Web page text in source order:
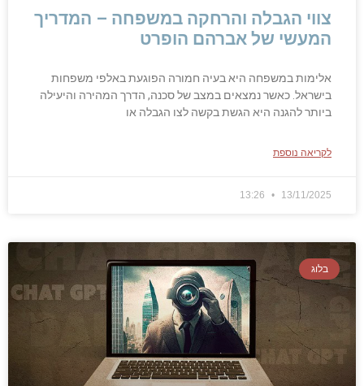
צווי הגבלה והרחקה במשפחה – המדריך
המעשי של אברהם הופרט
אלימות במשפחה היא בעיה חמורה הפוגעת באלפי משפחות
בישראל. כאשר נמצאים במצב של סכנה, הדרך המהירה והיעילה
ביותר להגנה היא הגשת בקשה לצו הגבלה או
לקריאה נוספת
13/11/2025
בלוג